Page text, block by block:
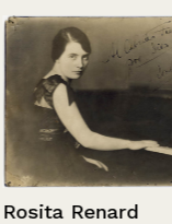
Rosita Renard